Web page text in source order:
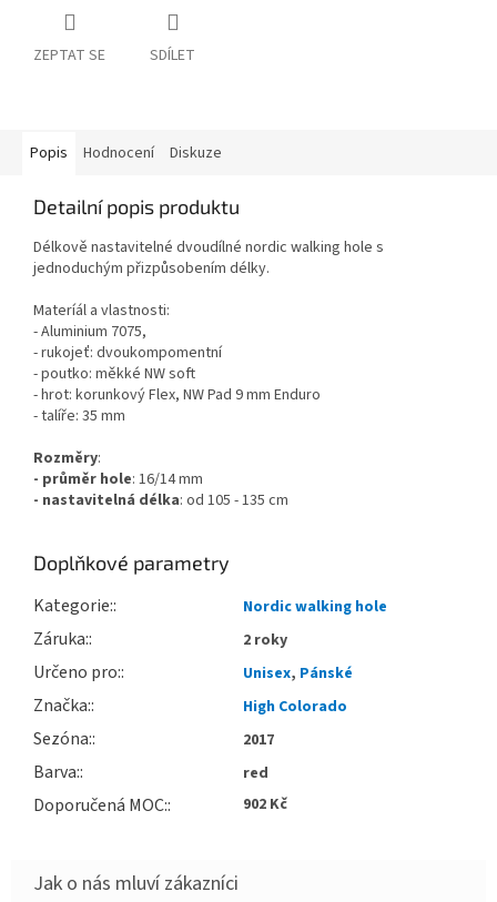
ZEPTAT SE SDÍLET
Popis Hodnocení Diskuze
Detailní popis produktu
Délkově nastavitelné dvoudílné nordic walking hole s
jednoduchým přizpůsobením délky.
Materíál a vlastnosti:
- Aluminium 7075,
- rukojeť: dvoukompomentní
- poutko: měkké NW soft
- hrot: korunkový Flex, NW Pad 9 mm Enduro
- talíře: 35 mm
Rozměry:
- průměr hole: 16/14 mm
- nastavitelná délka: od 105 - 135 cm
Doplňkové parametry
Kategorie: Nordic walking hole
Záruka: 2 roky
Určeno pro: Unisex, Pánské
Značka: High Colorado
Sezóna: 2017
Barva: red
Doporučená MOC: 902 Kč